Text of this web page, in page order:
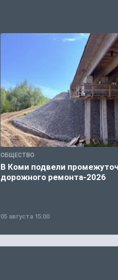
ОБЩЕСТВО
В Коми подвели
дорожного ремонта-2026
05 августа 15:00